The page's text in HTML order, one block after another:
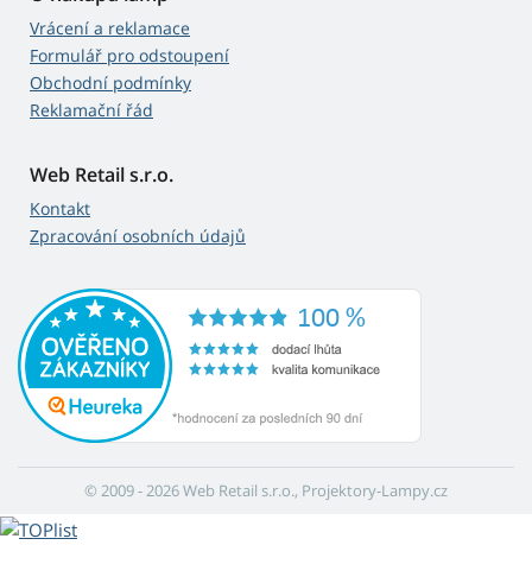
Vrácení a reklamace
Formulář pro odstoupení
Obchodní podmínky
Reklamační řád
Web Retail s.r.o.
Kontakt
Zpracování osobních údajů
© 2009 - 2026 Web Retail s.r.o., Projektory-Lampy.cz